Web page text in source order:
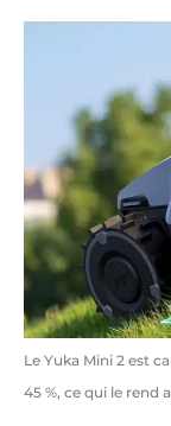
Le Yuka Mini 2 est
45 %, ce qui le rend